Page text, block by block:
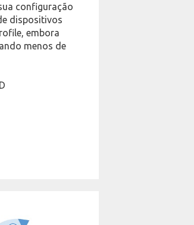
configuração
dispositivos
embora
menos de